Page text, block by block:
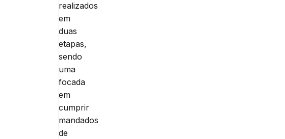
realizados
em
duas
etapas,
sendo
uma
focada
em
cumprir
mandados
de